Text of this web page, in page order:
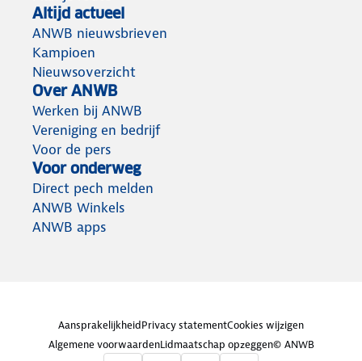
Altijd actueel
ANWB nieuwsbrieven
Kampioen
Nieuwsoverzicht
Over ANWB
Werken bij ANWB
Vereniging en bedrijf
Voor de pers
Voor onderweg
Direct pech melden
ANWB Winkels
ANWB apps
AansprakelijkheidPrivacy statementCookies wijzigen
Algemene voorwaardenLidmaatschap opzeggen© ANWB